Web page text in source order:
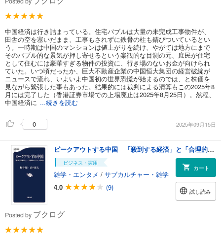
中国経済は行き詰まっている。住宅バブルは大量の未完成工事物件が、
田舎の空を塞いだまま、工事もされずに鉄骨の柱も錆びついているとい
う。一時期は中国のマンションは値上がりを続け、やがては地方にまで
そのバブル的な景気が押し寄せるという楽観的な目測の元、庶民が住宅
として住むには豪華すぎる物件の投資に、行き場のないお金が向けられ
ていた。いつ頃だったか、巨大不動産企業の中国恒大集団の経営破綻が
ニュースで流れ、いよいよ中国初の世界恐慌が始まるのでは、と株価を
見ながら緊張した事もあった。結果的には裁判による清算もこの2025年8
月には完了した（香港証券市場での上場廃止は2025年8月25日）。然程、
中国経済に ...続きを読む
0 2025年09月15日
ピークアウトする中国 「殺到する経済」と「合理的バブル」の限界
ビジネス・実用
雑学・エンタメ / サブカルチャー・雑学
4.0
(9)
カート
試し読み
Posted by ブクログ